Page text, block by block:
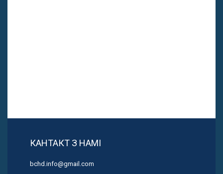
КАНТАКТ З НАМІ
bchd.info@gmail.com